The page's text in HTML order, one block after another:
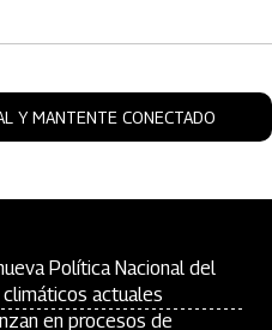
Y MANTENTE CONECTADO
Política Nacional del
actuales
en procesos de